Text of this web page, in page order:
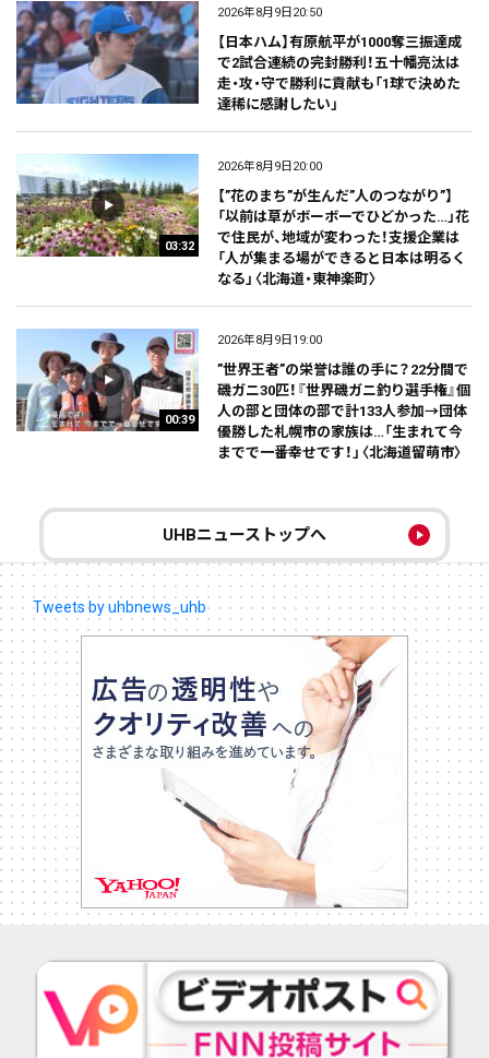
2026年8月9日20:50
【日本ハム】有原航平が1000奪三振達成
で2試合連続の完封勝利！五十幡亮汰は
走・攻・守で勝利に貢献も「1球で決めた
達稀に感謝したい」
03:32
2026年8月9日20:00
【”花のまち”が生んだ”人のつながり”】
「以前は草がボーボーでひどかった…」花
で住民が、地域が変わった！支援企業は
「人が集まる場ができると日本は明るく
なる」〈北海道・東神楽町〉
00:39
2026年8月9日19:00
”世界王者”の栄誉は誰の手に？22分間で
磯ガニ30匹！『世界磯ガニ釣り選手権』個
人の部と団体の部で計133人参加→団体
優勝した札幌市の家族は…「生まれて今
までで一番幸せです！」〈北海道留萌市〉
UHBニューストップへ
Tweets by uhbnews_uhb